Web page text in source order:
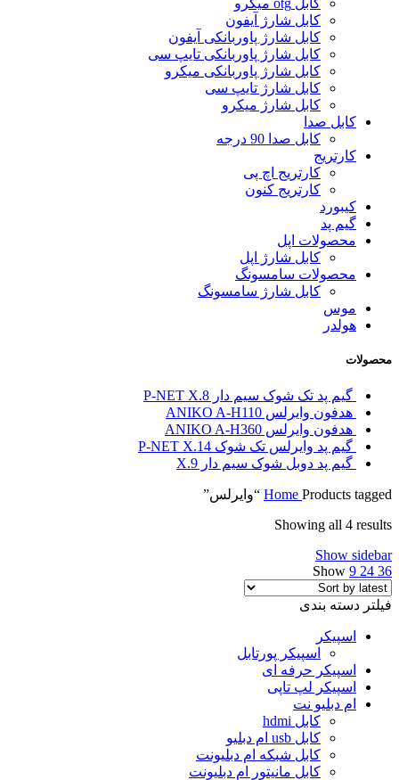
کابل otg میکرو
کابل شارژ آیفون
کابل شارژ پاوربانکی آیفون
کابل شارژ پاوربانکی تایپ سی
کابل شارژ پاوربانکی میکرو
کابل شارژ تایپ سی
کابل شارژ میکرو
کابل صدا
کابل صدا 90 درجه
کارتریج
کارتریج اچ پی
کارتریج کنون
کیبورد
گیم پد
محصولات اپل
کابل شارژ اپل
محصولات سامسونگ
کابل شارژ سامسونگ
موس
هولدر
محصولات
گیم پد تک شوک سیم دار P-NET X.8
هدفون وایرلس ANIKO A-H110
هدفون وایرلس ANIKO A-H360
گیم پد وایرلس تک شوک P-NET X.14
گیم پد دوبل شوک سیم دار X.9
Home Products tagged “وایرلس”
Showing all 4 results
Show sidebar
Show 9 24 36
فیلتر دسته بندی
اسپیکر
اسپیکر پورتابل
اسپیکر حرفه ای
اسپیکر لپ تاپی
ام دبلیو نت
کابل hdmi
کابل usb ام دبلیو
کابل شبکه ام دبلیونت
کابل مانیتور ام دبلیونت